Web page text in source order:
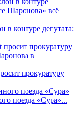
контуре депутата:
прокуратуру
поезда «Сура»...